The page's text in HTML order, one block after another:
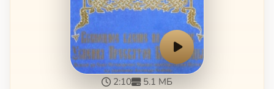
2:10 5.1 МБ